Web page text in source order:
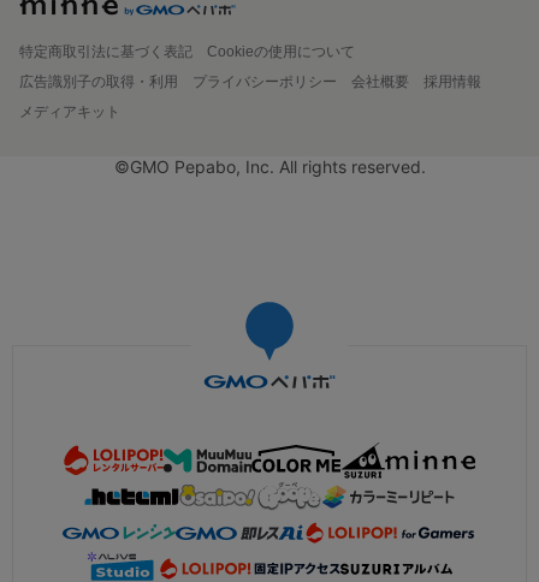
特定商取引法に基づく表記
Cookieの使用について
広告識別子の取得・利用
プライバシーポリシー 会社概要
採用情報
メディアキット
©GMO Pepabo, Inc. All rights reserved.